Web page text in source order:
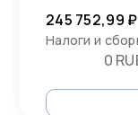
245 752,99 ₽
Налоги и
0